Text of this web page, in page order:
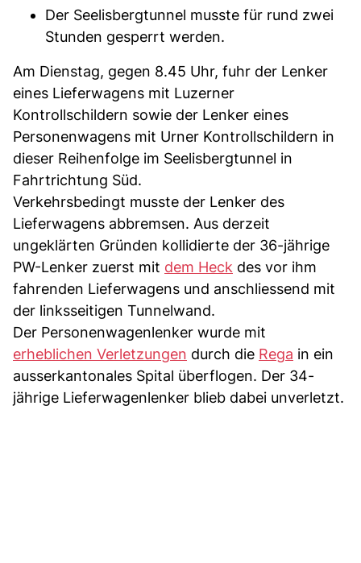
Der Seelisbergtunnel musste für rund zwei
Stunden gesperrt werden.
Am Dienstag, gegen 8.45 Uhr, fuhr der Lenker
eines Lieferwagens mit Luzerner
Kontrollschildern sowie der Lenker eines
Personenwagens mit Urner Kontrollschildern in
dieser Reihenfolge im Seelisbergtunnel in
Fahrtrichtung Süd.
Verkehrsbedingt musste der Lenker des
Lieferwagens abbremsen. Aus derzeit
ungeklärten Gründen kollidierte der 36-jährige
PW-Lenker zuerst mit dem Heck des vor ihm
fahrenden Lieferwagens und anschliessend mit
der linksseitigen Tunnelwand.
Der Personenwagenlenker wurde mit
erheblichen Verletzungen durch die Rega in ein
ausserkantonales Spital überflogen. Der 34-
jährige Lieferwagenlenker blieb dabei unverletzt.